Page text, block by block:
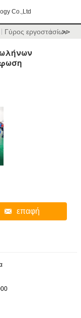
Co.,Ltd
Γύρος εργοστασίων
>>
επαφή